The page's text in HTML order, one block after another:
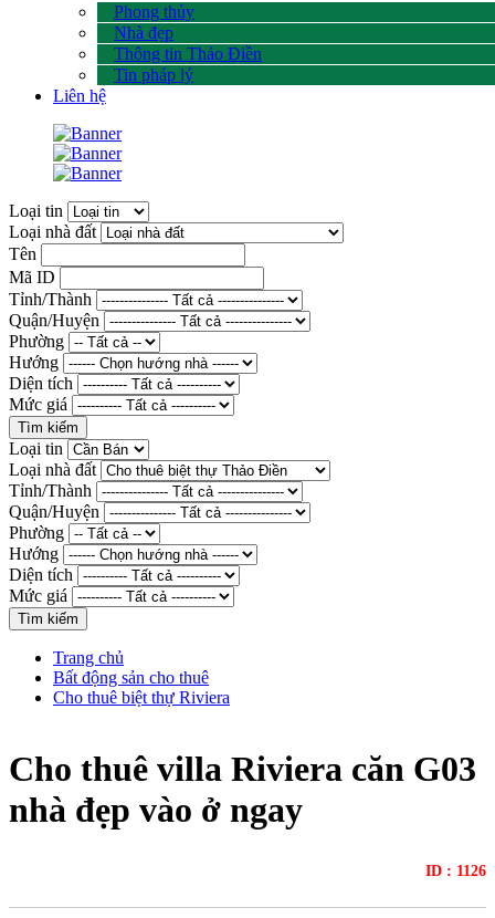
Phong thủy
Nhà đẹp
Thông tin Thảo Điền
Tin pháp lý
Liên hệ
Loại tin
Loại nhà đất
Tên
Mã ID
Tỉnh/Thành
Quận/Huyện
Phường
Hướng
Diện tích
Mức giá
Loại tin
Loại nhà đất
Tỉnh/Thành
Quận/Huyện
Phường
Hướng
Diện tích
Mức giá
Trang chủ
Bất động sản cho thuê
Cho thuê biệt thự Riviera
Cho thuê villa Riviera căn G03
nhà đẹp vào ở ngay
ID : 1126